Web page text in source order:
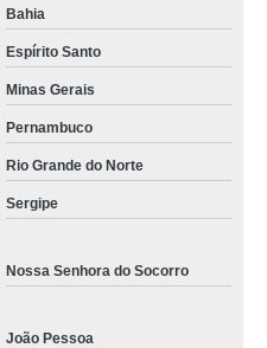
Bahia
Espírito Santo
Minas Gerais
Pernambuco
Rio Grande do Norte
Sergipe
Nossa Senhora do Socorro
João Pessoa